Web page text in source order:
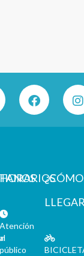
Atención
público
¿CÓMO